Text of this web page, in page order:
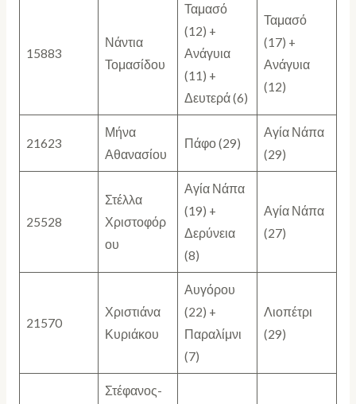
15883
Νάντια
Τομασίδου
Ταμασό
(12) +
Ανάγυια
(11) +
Δευτερά (6)
Ταμασό
(17) +
Ανάγυια
(12)
21623
Μήνα
Αθανασίου
Πάφο (29)
Αγία Νάπα
(29)
25528
Στέλλα
Χριστοφόρ
ου
Αγία Νάπα
(19) +
Δερύνεια
(8)
Αγία Νάπα
(27)
21570
Χριστιάνα
Κυριάκου
Αυγόρου
(22) +
Παραλίμνι
(7)
Λιοπέτρι
(29)
Στέφανος-